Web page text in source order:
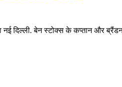
नई दिल्ली. बेन स्टोक्स के कप्तान और